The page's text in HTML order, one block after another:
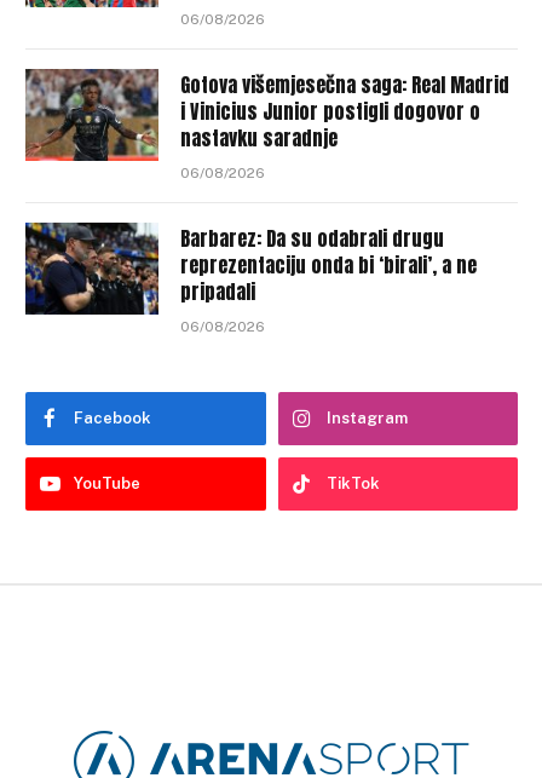
06/08/2026
Gotova višemjesečna saga: Real Madrid
i Vinicius Junior postigli dogovor o
nastavku saradnje
06/08/2026
Barbarez: Da su odabrali drugu
reprezentaciju onda bi ‘birali’, a ne
pripadali
06/08/2026
Facebook Instagram
YouTube TikTok